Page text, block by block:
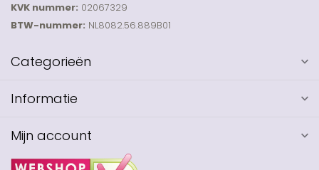
KVK nummer: 02067329
BTW-nummer: NL8082.56.889B01
Categorieën
Informatie
Mijn account